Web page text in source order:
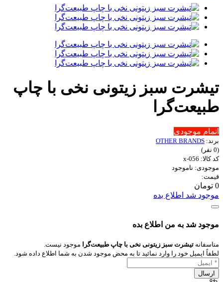
تیشرت سبز زیتونی نخی با چاپ
طبیعت‌گرا
اتمام موجودی
برند: OTHER BRANDS
(0 نفر)
کد کالا: x-056
موجودی: ناموجود
قیمت:
0 تومان
موجود شد اطلاع بده
موجود شد به من اطلاع بده
متاسفانه تیشرت سبز زیتونی نخی با چاپ طبیعت‌گرا
موجود نیست.
لطفاً ایمیل خود را وارد نمائید تا به محض موجود شدن به شما اطلاع داده شود.